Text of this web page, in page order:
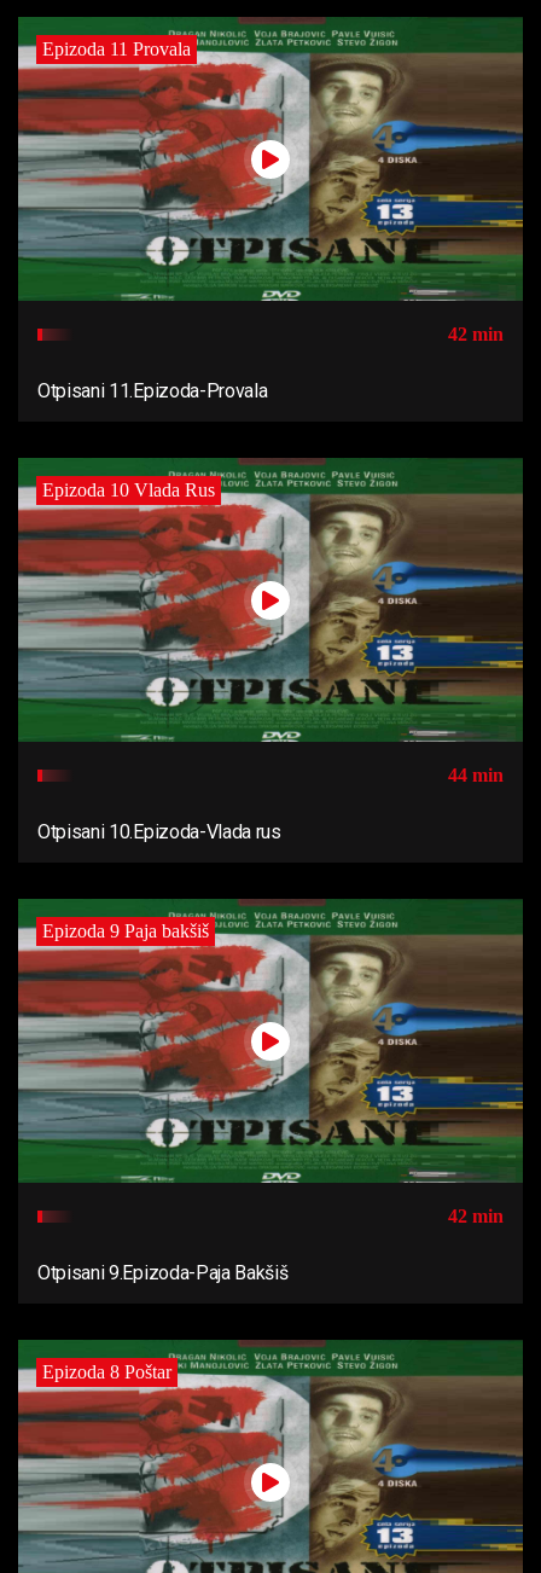
Epizoda 11 Provala
42 min
Otpisani 11.Epizoda-Provala
Epizoda 10 Vlada Rus
44 min
Otpisani 10.Epizoda-Vlada rus
Epizoda 9 Paja bakšiš
42 min
Otpisani 9.Epizoda-Paja Bakšiš
Epizoda 8 Poštar